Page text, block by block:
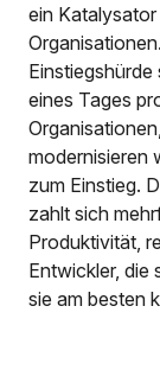
ein
eines Tages
modernisieren
zum Einstieg.
zahlt sich
Produktivität,
Entwickler, die
sie am besten